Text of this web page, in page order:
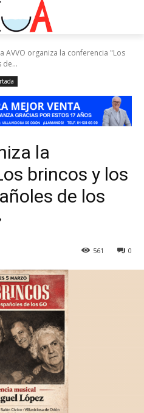
AVVO organiza la conferencia "Los
de...
la
brincos y los
de los
0
561